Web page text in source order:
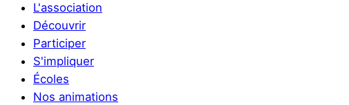
L'association
Découvrir
Participer
S'impliquer
Écoles
Nos animations